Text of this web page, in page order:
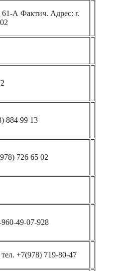
А Фактич. Адрес: г.
884 99 13
726 65 02
49-07-928
+7(978) 719-80-47